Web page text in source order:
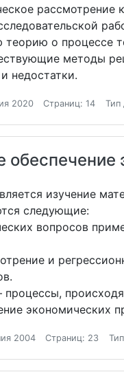
рассмотрение
о процессе
методы
недостатки.
2020 Страниц: 14 Тип
изучение
следующие:
вопросов
и
процессы,
экономических
2004 Страниц: 23